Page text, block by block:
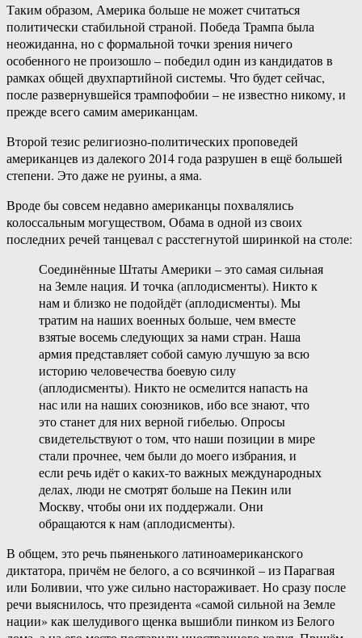
Таким образом, Америка больше не может считаться
политически стабильной страной. Победа Трампа была
неожиданна, но с формальной точки зрения ничего
особенного не произошло – победил один из кандидатов в
рамках общей двухпартийной системы. Что будет сейчас,
после развернувшейся трампофобии – не известно никому, и
прежде всего самим американцам.
Второй тезис религиозно-политических проповедей
американцев из далекого 2014 года разрушен в ещё большей
степени. Это даже не руины, а яма.
Вроде бы совсем недавно американцы похвалялись
колоссальным могуществом, Обама в одной из своих
последних речей танцевал с расстегнутой ширинкой на столе:
Соединённые Штаты Америки – это самая сильная
на Земле нация. И точка (аплодисменты). Никто к
нам и близко не подойдёт (аплодисменты). Мы
тратим на наших военных больше, чем вместе
взятые восемь следующих за нами стран. Наша
армия представляет собой самую лучшую за всю
историю человечества боевую силу
(аплодисменты). Никто не осмелится напасть на
нас или на наших союзников, ибо все знают, что
это станет для них верной гибелью. Опросы
свидетельствуют о том, что наши позиции в мире
стали прочнее, чем были до моего избрания, и
если речь идёт о каких-то важных международных
делах, люди не смотрят больше на Пекин или
Москву, чтобы они их поддержали. Они
обращаются к нам (аплодисменты).
В общем, это речь пьяненького латиноамериканского
диктатора, причём не белого, а со всячинкой – из Парагвая
или Боливии, что уже сильно настораживает. Но сразу после
речи выяснилось, что президента «самой сильной на Земле
нации» как шелудивого щенка вышибли пинком из Белого